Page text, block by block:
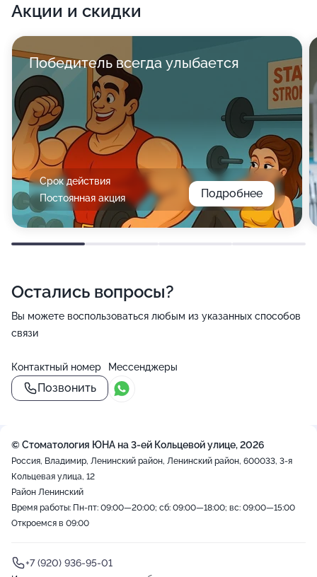
Акции и скидки
Победитель всегда улыбается
Срок действия
Постоянная акция
Подробнее
Остались вопросы?
Вы можете воспользоваться любым из указанных способов
связи
Контактный номер
Позвонить
Мессенджеры
© Стоматология ЮНА на 3-ей Кольцевой улице, 2026
Россия, Владимир, Ленинский район, Ленинский район, 600033, 3-я
Кольцевая улица, 12
Район Ленинский
Время работы: Пн-пт: 09:00—20:00; сб: 09:00—18:00; вс: 09:00—15:00
Откроемся в 09:00
+7 (920) 936-95-01